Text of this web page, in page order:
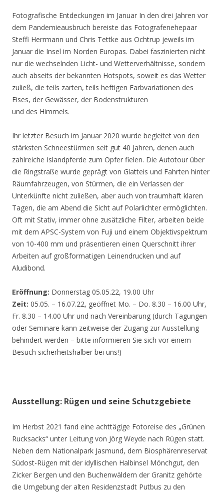
Fotografische Entdeckungen im Januar In den drei Jahren vor
dem Pandemieausbruch bereiste das Fotografenehepaar
Steffi Herrmann und Chris Tettke aus Ochtrup jeweils im
Januar die Insel im Norden Europas. Dabei faszinierten nicht
nur die wechselnden Licht- und Wetterverhältnisse, sondern
auch abseits der bekannten Hotspots, soweit es das Wetter
zuließ, die teils zarten, teils heftigen Farbvariationen des
Eises, der Gewässer, der Bodenstrukturen
und des Himmels.
Ihr letzter Besuch im Januar 2020 wurde begleitet von den
stärksten Schneestürmen seit gut 40 Jahren, denen auch
zahlreiche Islandpferde zum Opfer fielen. Die Autotour über
die Ringstraße wurde geprägt von Glatteis und Fahrten hinter
Räumfahrzeugen, von Stürmen, die ein Verlassen der
Unterkünfte nicht zuließen, aber auch von traumhaft klaren
Tagen, die am Abend die Sicht auf Polarlichter ermöglichten.
Oft mit Stativ, immer ohne zusätzliche Filter, arbeiten beide
mit dem APSC-System von Fuji und einem Objektivspektrum
von 10-400 mm und präsentieren einen Querschnitt ihrer
Arbeiten auf großformatigen Leinendrucken und auf
Aludibond.
Eröffnung: Donnerstag 05.05.22, 19.00 Uhr
Zeit: 05.05. – 16.07.22, geöffnet Mo. – Do. 8.30 – 16.00 Uhr,
Fr. 8.30 – 14.00 Uhr und nach Vereinbarung (durch Tagungen
oder Seminare kann zeitweise der Zugang zur Ausstellung
behindert werden – bitte informieren Sie sich vor einem
Besuch sicherheitshalber bei uns!)
Ausstellung: Rügen und seine Schutzgebiete
Im Herbst 2021 fand eine achttägige Fotoreise des „Grünen
Rucksacks“ unter Leitung von Jörg Weyde nach Rügen statt.
Neben dem Nationalpark Jasmund, dem Biosphärenreservat
Südost-Rügen mit der idyllischen Halbinsel Mönchgut, den
Zicker Bergen und den Buchenwäldern der Granitz gehörte
die Umgebung der alten Residenzstadt Putbus zu den